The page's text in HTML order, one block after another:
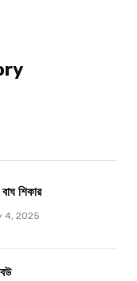
বাঘ শিকার
4, 2025